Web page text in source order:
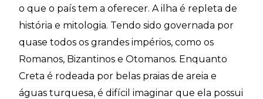
o que o país tem a oferecer. A ilha é repleta de
história e mitologia. Tendo sido governada por
quase todos os grandes impérios, como os
Romanos, Bizantinos e Otomanos. Enquanto
Creta é rodeada por belas praias de areia e
águas turquesa, é difícil imaginar que ela possui